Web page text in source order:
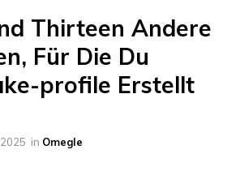
Thirteen Andere
Für Die Du
profile Erstellt
in Omegle